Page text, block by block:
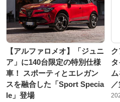
【アルファロメオ】「ジュニ
ア」に140台限定の特別仕様
車！ スポーティとエレガン
スを融合した「Sport Specia
le」登場